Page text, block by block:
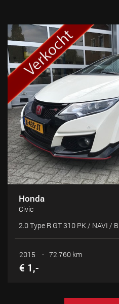
Honda
Civic
2.0 Type R GT 310 PK / NAVI /
2015 - 72.760 km
€ 1,-